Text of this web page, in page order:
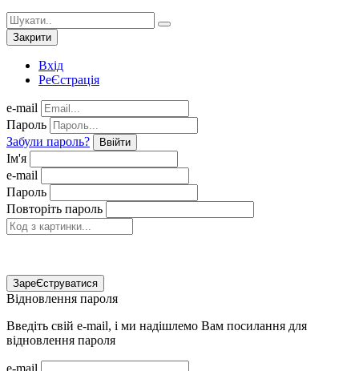
Закрити
Вхід
РеЄстрація
e-mail
Пароль
Забули пароль?
Ввійти
Ім'я
e-mail
Пароль
Повторіть пароль
ЗареЄструватися
Відновлення пароля
Введіть свій e-mail, і ми надішлемо Вам посилання для
відновлення пароля
e-mail